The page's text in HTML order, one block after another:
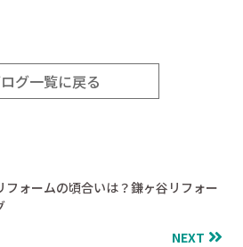
グ一覧に戻る
フォームの頃合いは？鎌ヶ谷リフォー
NEXT